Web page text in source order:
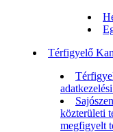
Térfigyelő
közterületi
megfigyelt